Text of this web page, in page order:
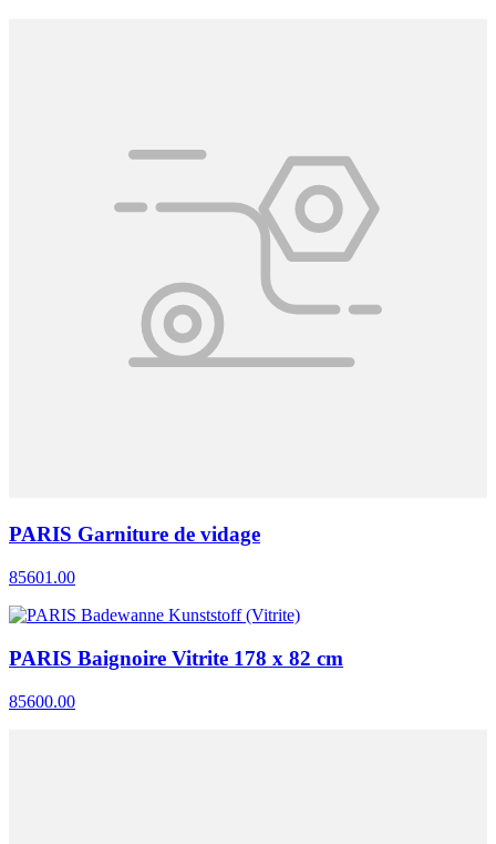
PARIS Garniture de vidage
85601.00
PARIS Baignoire Vitrite 178 x 82 cm
85600.00